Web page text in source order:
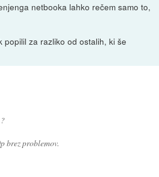
netbooka lahko rečem samo to,
popilil za razliko od ostalih, ki še
brez problemov.